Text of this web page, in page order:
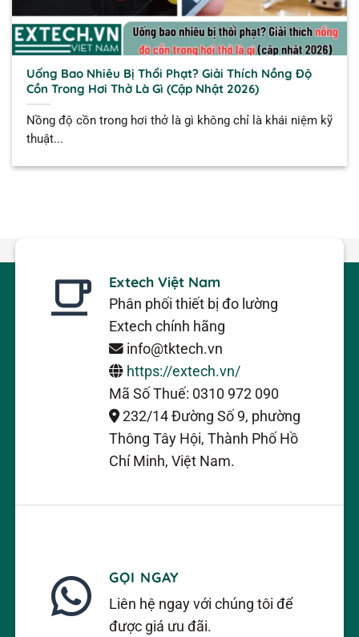
Uống Bao Nhiêu Bị Thổi Phạt? Giải Thích Nồng Độ
Cồn Trong Hơi Thở Là Gì (Cập Nhật 2026)
Nồng độ cồn trong hơi thở là gì không chỉ là khái niệm kỹ
thuật...
Extech Việt Nam
Phân phối thiết bị đo lường
Extech chính hãng
info@tktech.vn
https://extech.vn/
Mã Số Thuế: 0310 972 090
232/14 Đường Số 9, phường
Thông Tây Hội, Thành Phố Hồ
Chí Minh, Việt Nam.
GỌI NGAY
Liên hệ ngay với chúng tôi để
được giá ưu đãi.